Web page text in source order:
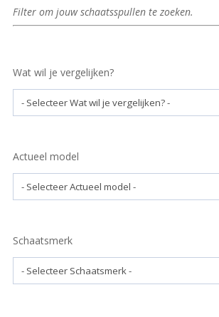
Filter om jouw schaatsspullen te zoeken.
Wat wil je vergelijken?
Actueel model
Schaatsmerk